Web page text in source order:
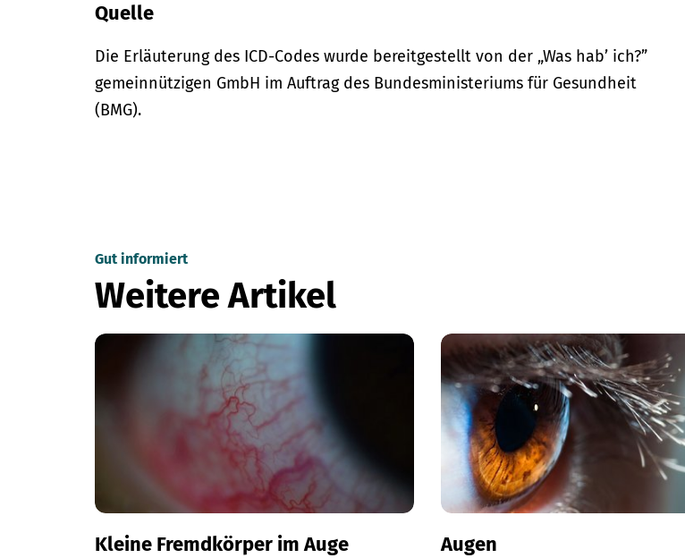
Quelle
Die Erläuterung des ICD-Codes wurde bereitgestellt von der „Was hab’ ich?”
gemeinnützigen GmbH im Auftrag des Bundesministeriums für Gesundheit
(BMG).
Gut informiert
Weitere Artikel
Kleine Fremdkörper im Auge Augen